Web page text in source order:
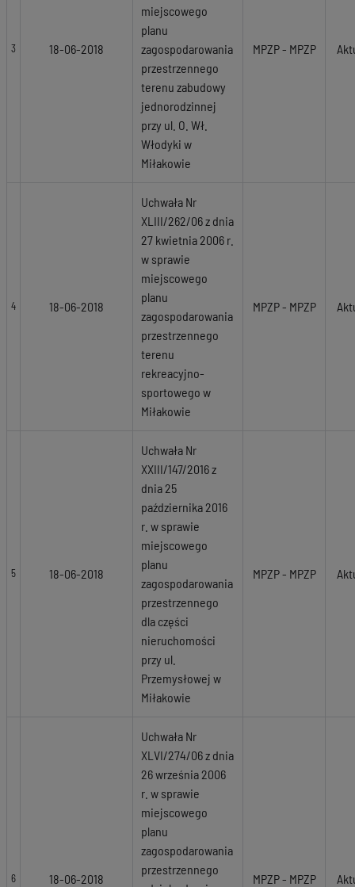
3 18-06-2018
miejscowego
planu
zagospodarowania
przestrzennego
terenu zabudowy
jednorodzinnej
przy ul. O. Wł.
Włodyki w
Miłakowie
MPZP - MPZP
4 18-06-2018
Uchwała Nr
XLIII/262/06 z dnia
27 kwietnia 2006 r.
w sprawie
miejscowego
planu
zagospodarowania
przestrzennego
terenu
rekreacyjno-
sportowego w
Miłakowie
MPZP - MPZP
5 18-06-2018
Uchwała Nr
XXIII/147/2016 z
dnia 25
października 2016
r. w sprawie
miejscowego
planu
zagospodarowania
przestrzennego
dla części
nieruchomości
przy ul.
Przemysłowej w
Miłakowie
MPZP - MPZP
6 18-06-2018
Uchwała Nr
XLVI/274/06 z dnia
26 września 2006
r. w sprawie
miejscowego
planu
zagospodarowania
przestrzennego
MPZP - MPZP